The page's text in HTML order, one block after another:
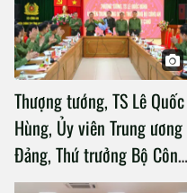
Thượng tướng, TS Lê Quốc
Hùng, Ủy viên Trung ương
Đảng, Thứ trưởng Bộ Công
an làm việc với Học viện